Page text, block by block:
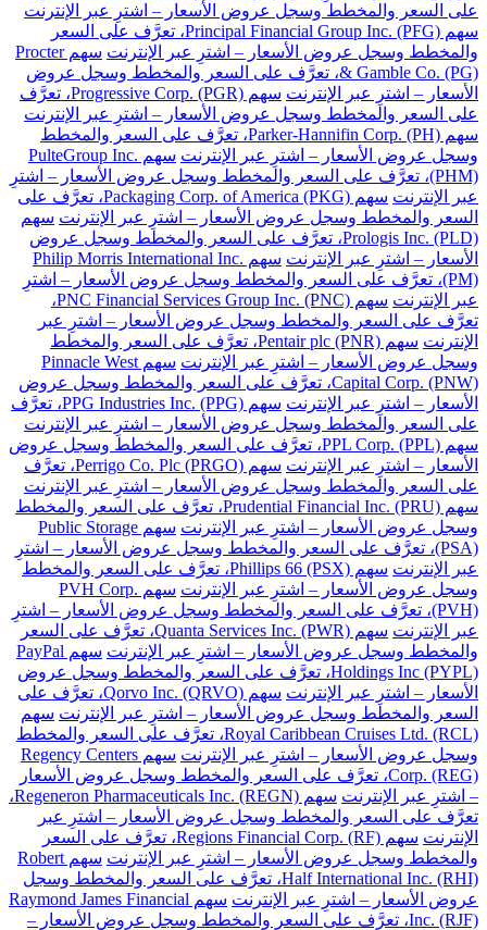
على السعر والمخطط وسجل عروض الأسعار – اشترِ عبر الإنترنت
سهم Principal Financial Group Inc. (PFG)، تعرَّف على السعر
والمخطط وسجل عروض الأسعار – اشترِ عبر الإنترنت
سهم Procter
& Gamble Co. (PG)، تعرَّف على السعر والمخطط وسجل عروض
الأسعار – اشترِ عبر الإنترنت
سهم Progressive Corp. (PGR)، تعرَّف
على السعر والمخطط وسجل عروض الأسعار – اشترِ عبر الإنترنت
سهم Parker-Hannifin Corp. (PH)، تعرَّف على السعر والمخطط
وسجل عروض الأسعار – اشترِ عبر الإنترنت
سهم PulteGroup Inc.
(PHM)، تعرَّف على السعر والمخطط وسجل عروض الأسعار – اشترِ
عبر الإنترنت
سهم Packaging Corp. of America (PKG)، تعرَّف على
السعر والمخطط وسجل عروض الأسعار – اشترِ عبر الإنترنت سهم
Prologis Inc. (PLD)، تعرَّف على السعر والمخطط وسجل عروض
الأسعار – اشترِ عبر الإنترنت
سهم Philip Morris International Inc.
(PM)، تعرَّف على السعر والمخطط وسجل عروض الأسعار – اشترِ
عبر الإنترنت
سهم PNC Financial Services Group Inc. (PNC)،
تعرَّف على السعر والمخطط وسجل عروض الأسعار – اشترِ عبر
الإنترنت
سهم Pentair plc (PNR)، تعرَّف على السعر والمخطط
وسجل عروض الأسعار – اشترِ عبر الإنترنت
سهم Pinnacle West
Capital Corp. (PNW)، تعرَّف على السعر والمخطط وسجل عروض
الأسعار – اشترِ عبر الإنترنت
سهم PPG Industries Inc. (PPG)، تعرَّف
على السعر والمخطط وسجل عروض الأسعار – اشترِ عبر الإنترنت
سهم PPL Corp. (PPL)، تعرَّف على السعر والمخطط وسجل عروض
الأسعار – اشترِ عبر الإنترنت
سهم Perrigo Co. Plc (PRGO)، تعرَّف
على السعر والمخطط وسجل عروض الأسعار – اشترِ عبر الإنترنت
سهم Prudential Financial Inc. (PRU)، تعرَّف على السعر والمخطط
وسجل عروض الأسعار – اشترِ عبر الإنترنت
سهم Public Storage
(PSA)، تعرَّف على السعر والمخطط وسجل عروض الأسعار – اشترِ
عبر الإنترنت
سهم Phillips 66 (PSX)، تعرَّف على السعر والمخطط
وسجل عروض الأسعار – اشترِ عبر الإنترنت
سهم PVH Corp.
(PVH)، تعرَّف على السعر والمخطط وسجل عروض الأسعار – اشترِ
عبر الإنترنت
سهم Quanta Services Inc. (PWR)، تعرَّف على السعر
والمخطط وسجل عروض الأسعار – اشترِ عبر الإنترنت
سهم PayPal
Holdings Inc (PYPL)، تعرَّف على السعر والمخطط وسجل عروض
الأسعار – اشترِ عبر الإنترنت
سهم Qorvo Inc. (QRVO)، تعرَّف على
السعر والمخطط وسجل عروض الأسعار – اشترِ عبر الإنترنت سهم
Royal Caribbean Cruises Ltd. (RCL)، تعرَّف على السعر والمخطط
وسجل عروض الأسعار – اشترِ عبر الإنترنت
سهم Regency Centers
Corp. (REG)، تعرَّف على السعر والمخطط وسجل عروض الأسعار
– اشترِ عبر الإنترنت
سهم Regeneron Pharmaceuticals Inc. (REGN)،
تعرَّف على السعر والمخطط وسجل عروض الأسعار – اشترِ عبر
الإنترنت
سهم Regions Financial Corp. (RF)، تعرَّف على السعر
والمخطط وسجل عروض الأسعار – اشترِ عبر الإنترنت
سهم Robert
Half International Inc. (RHI)، تعرَّف على السعر والمخطط وسجل
عروض الأسعار – اشترِ عبر الإنترنت
سهم Raymond James Financial
Inc. (RJF)، تعرَّف على السعر والمخطط وسجل عروض الأسعار –